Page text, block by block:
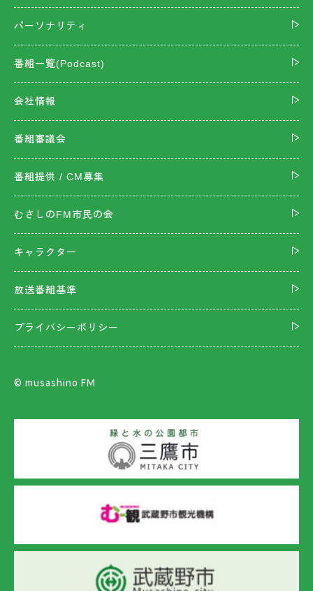
パーソナリティ
番組一覧(Podcast)
会社情報
番組審議会
番組提供 / CM募集
むさしのFM市民の会
キャラクター
放送番組基準
プライバシーポリシー
©︎ musashino FM